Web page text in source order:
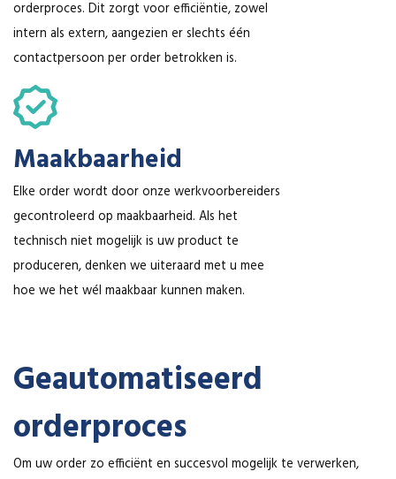
orderproces. Dit zorgt voor efficiëntie, zowel
intern als extern, aangezien er slechts één
contactpersoon per order betrokken is.
Maakbaarheid
Elke order wordt door onze werkvoorbereiders
gecontroleerd op maakbaarheid. Als het
technisch niet mogelijk is uw product te
produceren, denken we uiteraard met u mee
hoe we het wél maakbaar kunnen maken.
Geautomatiseerd
orderproces
Om uw order zo efficiënt en succesvol mogelijk te verwerken,